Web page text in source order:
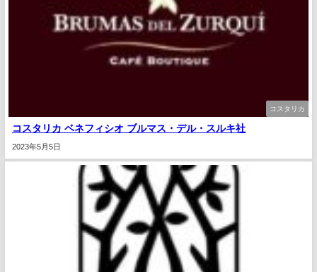
コスタリカ
コスタリカ ベネフィシオ ブルマス・デル・スルキ社
2023年5月5日